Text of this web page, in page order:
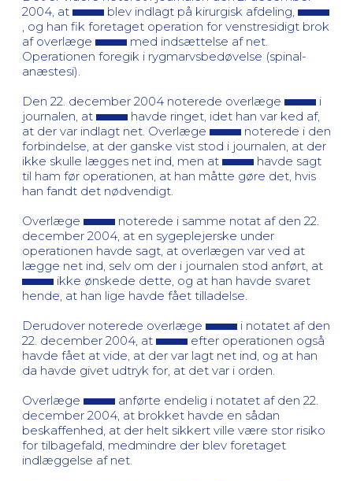
2004, at
blev indlagt på kirurgisk afdeling,
, og han fik foretaget operation for venstresidigt brok
af overlæge
med indsættelse af net.
Operationen foregik i rygmarvsbedøvelse (spinal-
anæstesi).
Den 22. december 2004 noterede overlæge
i
journalen, at
havde ringet, idet han var ked af,
at der var indlagt net. Overlæge
noterede i den
forbindelse, at der ganske vist stod i journalen, at der
ikke skulle lægges net ind, men at
havde sagt
til ham før operationen, at han måtte gøre det, hvis
han fandt det nødvendigt.
Overlæge
noterede i samme notat af den 22.
december 2004, at en sygeplejerske under
operationen havde sagt, at overlægen var ved at
lægge net ind, selv om der i journalen stod anført, at
ikke ønskede dette, og at han havde svaret
hende, at han lige havde fået tilladelse.
Derudover noterede overlæge
i notatet af den
22. december 2004, at
efter operationen også
havde fået at vide, at der var lagt net ind, og at han
da havde givet udtryk for, at det var i orden.
Overlæge
anførte endelig i notatet af den 22.
december 2004, at brokket havde en sådan
beskaffenhed, at der helt sikkert ville være stor risiko
for tilbagefald, medmindre der blev foretaget
indlæggelse af net.